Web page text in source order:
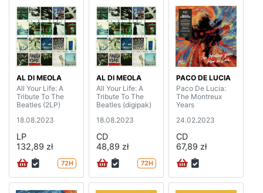
AL DI MEOLA
All Your Life: A
Tribute To The
Beatles (2LP)
18.08.2023
LP
132,89 zł
72H
AL DI MEOLA
All Your Life: A
Tribute To The
Beatles (digipak)
18.08.2023
CD
48,89 zł
72H
PACO DE LUCIA
Paco De Lucia:
The Montreux
Years
24.02.2023
CD
67,89 zł